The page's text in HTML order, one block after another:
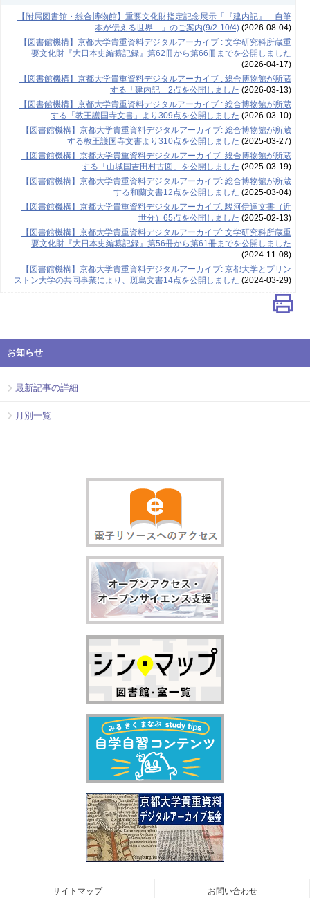
【附属図書館・総合博物館】重要文化財指定記念展示「『建内記』―自筆
本が伝える世界―」のご案内(9/2-10/4)(2026-08-04)
【図書館機構】京都大学貴重資料デジタルアーカイブ : 文学研究科所蔵重
要文化財『大日本史編纂記録』第62冊から第66冊までを公開しました
(2026-04-17)
【図書館機構】京都大学貴重資料デジタルアーカイブ : 総合博物館が所蔵
する「建内記」2点を公開しました (2026-03-13)
【図書館機構】京都大学貴重資料デジタルアーカイブ : 総合博物館が所蔵
する「教王護国寺文書」より309点を公開しました (2026-03-10)
【図書館機構】京都大学貴重資料デジタルアーカイブ: 総合博物館が所蔵
する教王護国寺文書より310点を公開しました (2025-03-27)
【図書館機構】京都大学貴重資料デジタルアーカイブ: 総合博物館が所蔵
する「山城国吉田村古図」を公開しました (2025-03-19)
【図書館機構】京都大学貴重資料デジタルアーカイブ: 総合博物館が所蔵
する和蘭文書12点を公開しました (2025-03-04)
【図書館機構】京都大学貴重資料デジタルアーカイブ: 駿河伊達文書（近
世分）65点を公開しました (2025-02-13)
【図書館機構】京都大学貴重資料デジタルアーカイブ: 文学研究科所蔵重
要文化財『大日本史編纂記録』第56冊から第61冊までを公開しました
(2024-11-08)
【図書館機構】京都大学貴重資料デジタルアーカイブ: 京都大学とプリン
ストン大学の共同事業により、斑島文書14点を公開しました (2024-03-29)
お知らせ
最新記事の詳細
月別一覧
お問い合わせ
サイトマップ